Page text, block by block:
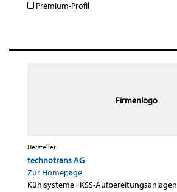
Premium-Profil
Firmenlogo
Hersteller
technotrans AG
Zur Homepage
Kühlsysteme· KSS-Aufbereitungsanlagen